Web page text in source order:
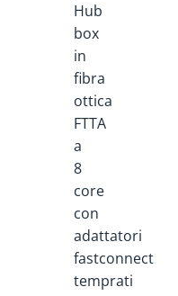
Hub
box
in
fibra
ottica
FTTA
a
8
core
con
adattatori
fastconnect
temprati